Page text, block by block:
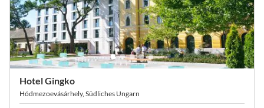
Hotel Gingko
Hódmezoevásárhely, Südliches Ungarn